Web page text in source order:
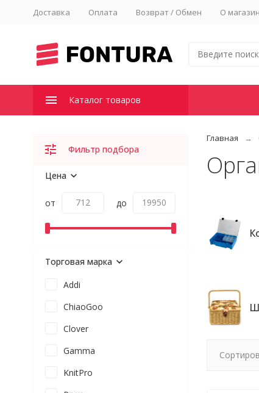
Доставка Оплата Возврат / Обмен О
Каталог товаров
Главная
Фильтр подбора
Цена
от до
Торговая марка
Addi
ChiaoGoo
Clover
Gamma
KnitPro